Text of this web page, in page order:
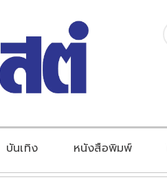
บันเทิง หนังสือพิมพ์